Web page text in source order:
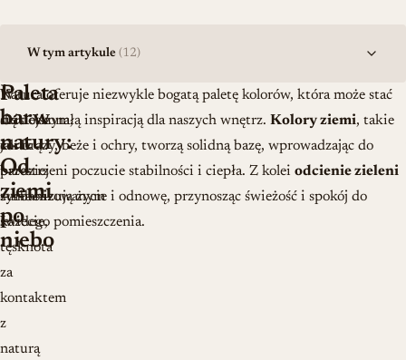
W tym artykule (12)
W
dzisiejszym,
coraz
bardziej
zurbanizowanym
świecie,
tęsknota
za
kontaktem
z
naturą
Paleta
barw
natury:
Od
ziemi
po
niebo
Natura oferuje niezwykle bogatą paletę kolorów, która może stać
się doskonałą inspiracją dla naszych wnętrz. Kolory ziemi, takie
jak brązy, beże i ochry, tworzą solidną bazę, wprowadzając do
przestrzeni poczucie stabilności i ciepła. Z kolei odcienie zieleni
symbolizują życie i odnowę, przynosząc świeżość i spokój do
każdego pomieszczenia.